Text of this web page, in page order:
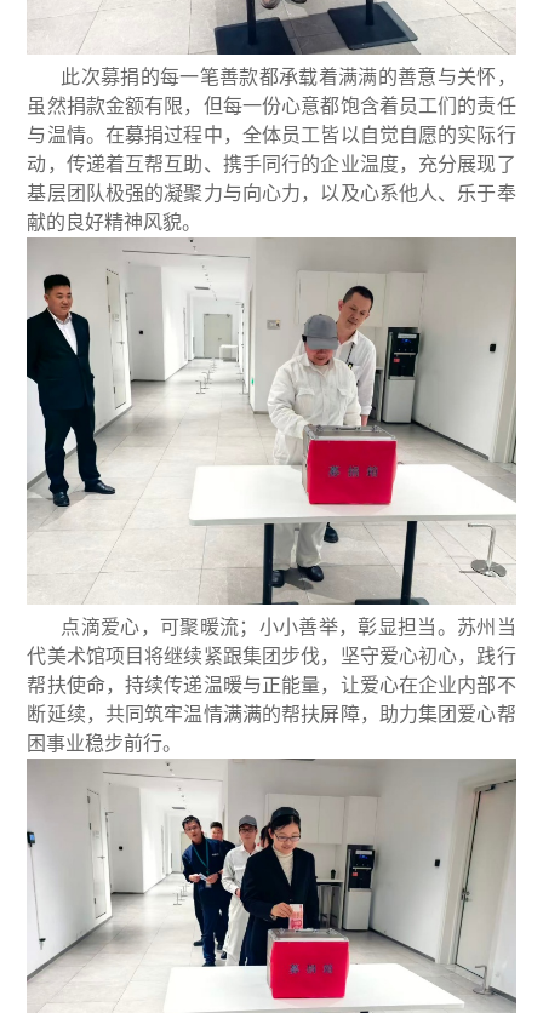
此次募捐的每一笔善款都承载着满满的善意与关怀，
虽然捐款金额有限，但每一份心意都饱含着员工们的责任
与温情。在募捐过程中，全体员工皆以自觉自愿的实际行
动，传递着互帮互助、携手同行的企业温度，充分展现了
基层团队极强的凝聚力与向心力，以及心系他人、乐于奉
献的良好精神风貌。
点滴爱心，可聚暖流；小小善举，彰显担当。苏州当
代美术馆项目将继续紧跟集团步伐，坚守爱心初心，践行
帮扶使命，持续传递温暖与正能量，让爱心在企业内部不
断延续，共同筑牢温情满满的帮扶屏障，助力集团爱心帮
困事业稳步前行。